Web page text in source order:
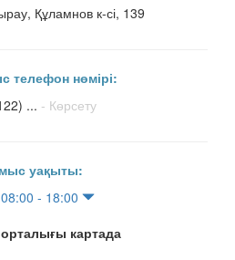
Құламнов к-сі, 139
телефон нөмірі:
... - Көрсету
уақыты:
08:00 - 18:00
картада